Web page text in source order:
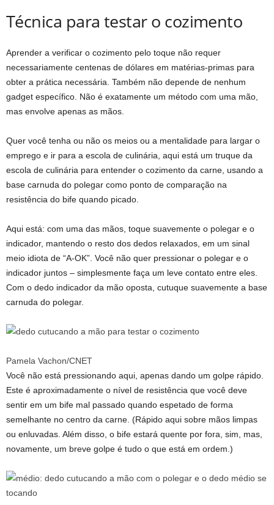
Técnica para testar o cozimento
Aprender a verificar o cozimento pelo toque não requer
necessariamente centenas de dólares em matérias-primas para
obter a prática necessária. Também não depende de nenhum
gadget específico. Não é exatamente um método com uma mão,
mas envolve apenas as mãos.
Quer você tenha ou não os meios ou a mentalidade para largar o
emprego e ir para a escola de culinária, aqui está um truque da
escola de culinária para entender o cozimento da carne, usando a
base carnuda do polegar como ponto de comparação na
resistência do bife quando picado.
Aqui está: com uma das mãos, toque suavemente o polegar e o
indicador, mantendo o resto dos dedos relaxados, em um sinal
meio idiota de “A-OK”. Você não quer pressionar o polegar e o
indicador juntos – simplesmente faça um leve contato entre eles.
Com o dedo indicador da mão oposta, cutuque suavemente a base
carnuda do polegar.
Pamela Vachon/CNET
Você não está pressionando aqui, apenas dando um golpe rápido.
Este é aproximadamente o nível de resistência que você deve
sentir em um bife mal passado quando espetado de forma
semelhante no centro da carne. (Rápido aqui sobre mãos limpas
ou enluvadas. Além disso, o bife estará quente por fora, sim, mas,
novamente, um breve golpe é tudo o que está em ordem.)